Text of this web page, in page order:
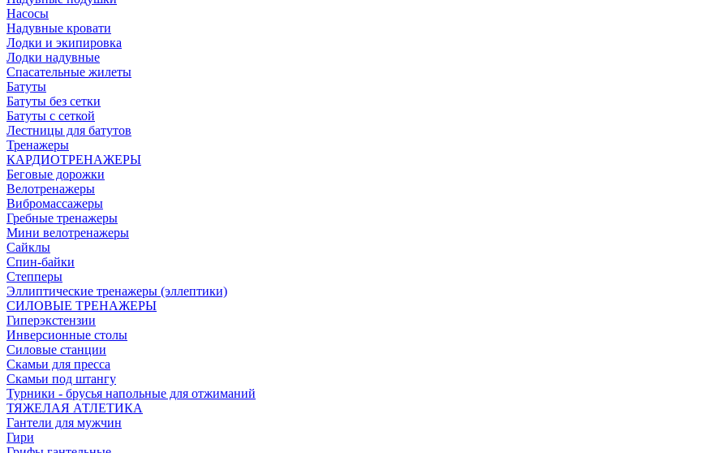
Насосы
Надувные кровати
Лодки и экипировка
Лодки надувные
Спасательные жилеты
Батуты
Батуты без сетки
Батуты с сеткой
Лестницы для батутов
Тренажеры
КАРДИОТРЕНАЖЕРЫ
Беговые дорожки
Велотренажеры
Вибромассажеры
Гребные тренажеры
Мини велотренажеры
Сайклы
Спин-байки
Степперы
Эллиптические тренажеры (эллептики)
СИЛОВЫЕ ТРЕНАЖЕРЫ
Гиперэкстензии
Инверсионные столы
Силовые станции
Скамьи для пресса
Скамьи под штангу
Турники - брусья напольные для отжиманий
ТЯЖЕЛАЯ АТЛЕТИКА
Гантели для мужчин
Гири